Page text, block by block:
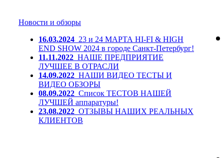
Новости и обзоры
16.03.2024 23 и 24 МАРТА HI-FI & HIGH
END SHOW 2024 в городе Санкт-Петербург!
11.11.2022 НАШЕ ПРЕДПРИЯТИЕ
ЛУЧШЕЕ В ОТРАСЛИ
14.09.2022 НАШИ ВИДЕО ТЕСТЫ И
ВИДЕО ОБЗОРЫ
08.09.2022 Список ТЕСТОВ НАШЕЙ
ЛУЧШЕЙ аппаратуры!
23.08.2022 ОТЗЫВЫ НАШИХ РЕАЛЬНЫХ
КЛИЕНТОВ